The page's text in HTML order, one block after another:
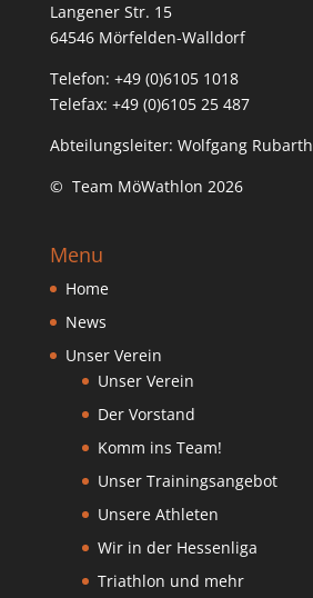
Langener Str. 15
64546 Mörfelden-Walldorf
Telefon: +49 (0)6105 1018
Telefax: +49 (0)6105 25 487
Abteilungsleiter: Wolfgang Rubarth
© Team MöWathlon 2026
Menu
Home
News
Unser Verein
Unser Verein
Der Vorstand
Komm ins Team!
Unser Trainingsangebot
Unsere Athleten
Wir in der Hessenliga
Triathlon und mehr